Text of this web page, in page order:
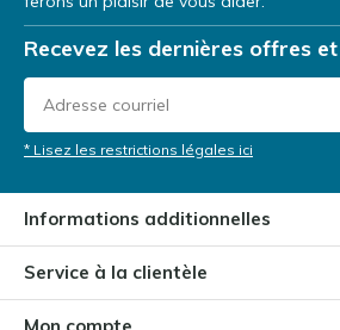
Recevez les dernières offres
* Lisez les restrictions légales ici
Informations additionnelles
Service à la clientèle